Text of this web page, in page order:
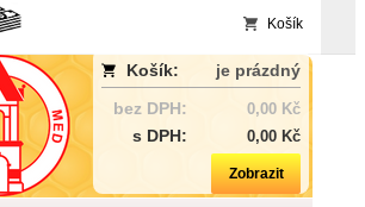
Košík
Košík:
je prázdný
bez DPH:
0,00 Kč
s DPH: 0,00 Kč
Zobrazit